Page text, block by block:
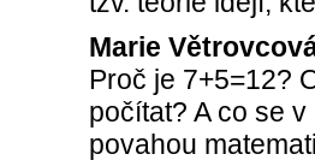
Marie
Proč je 7+5=12?
počítat? A co se
povahou